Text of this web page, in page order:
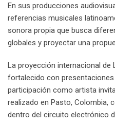
En sus producciones
referencias musicales
sonora propia que busca
globales y proyectar una
La proyección internacional de
fortalecido con
participación como artista
realizado en Pasto, Colombia,
dentro del circuito electrónico